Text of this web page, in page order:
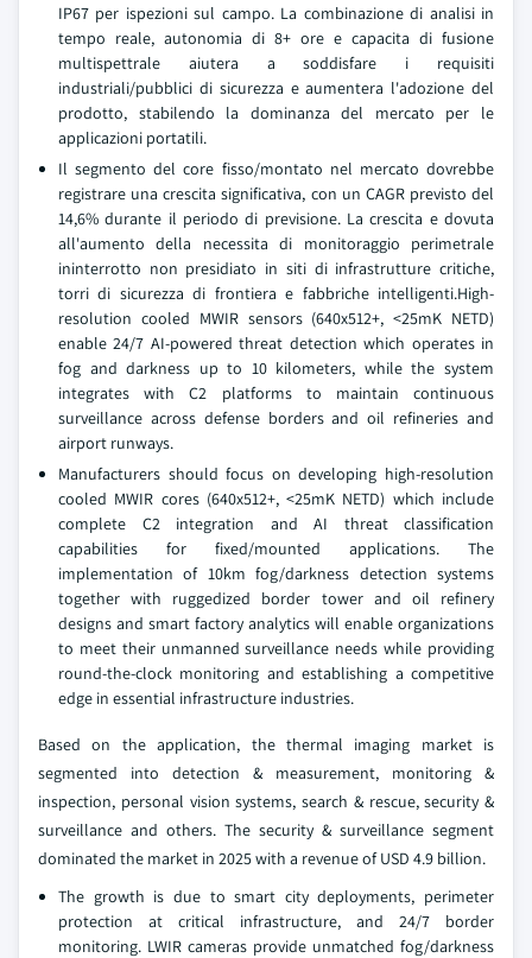
IP67 per ispezioni sul campo. La combinazione di analisi in
tempo reale, autonomia di 8+ ore e capacita di fusione
multispettrale aiutera a soddisfare i requisiti
industriali/pubblici di sicurezza e aumentera l'adozione del
prodotto, stabilendo la dominanza del mercato per le
applicazioni portatili.
Il segmento del core fisso/montato nel mercato dovrebbe
registrare una crescita significativa, con un CAGR previsto del
14,6% durante il periodo di previsione. La crescita e dovuta
all'aumento della necessita di monitoraggio perimetrale
ininterrotto non presidiato in siti di infrastrutture critiche,
torri di sicurezza di frontiera e fabbriche intelligenti.High-
resolution cooled MWIR sensors (640x512+, <25mK NETD)
enable 24/7 AI-powered threat detection which operates in
fog and darkness up to 10 kilometers, while the system
integrates with C2 platforms to maintain continuous
surveillance across defense borders and oil refineries and
airport runways.
Manufacturers should focus on developing high-resolution
cooled MWIR cores (640x512+, <25mK NETD) which include
complete C2 integration and AI threat classification
capabilities for fixed/mounted applications. The
implementation of 10km fog/darkness detection systems
together with ruggedized border tower and oil refinery
designs and smart factory analytics will enable organizations
to meet their unmanned surveillance needs while providing
round-the-clock monitoring and establishing a competitive
edge in essential infrastructure industries.
Based on the application, the thermal imaging market is
segmented into detection & measurement, monitoring &
inspection, personal vision systems, search & rescue, security &
surveillance and others. The security & surveillance segment
dominated the market in 2025 with a revenue of USD 4.9 billion.
The growth is due to smart city deployments, perimeter
protection at critical infrastructure, and 24/7 border
monitoring. LWIR cameras provide unmatched fog/darkness